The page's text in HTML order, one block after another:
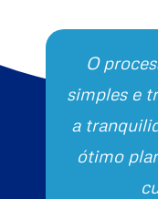
O
simples e
a
ótimo